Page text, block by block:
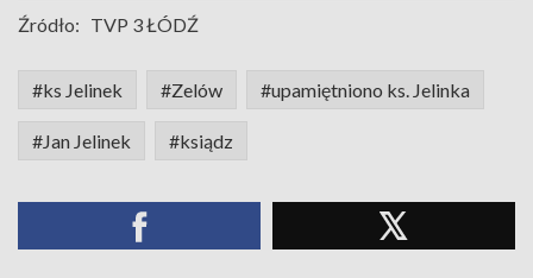
Źródło: TVP 3 ŁÓDŹ
#ks Jelinek #Zelów #upamiętniono ks. Jelinka
#Jan Jelinek #ksiądz